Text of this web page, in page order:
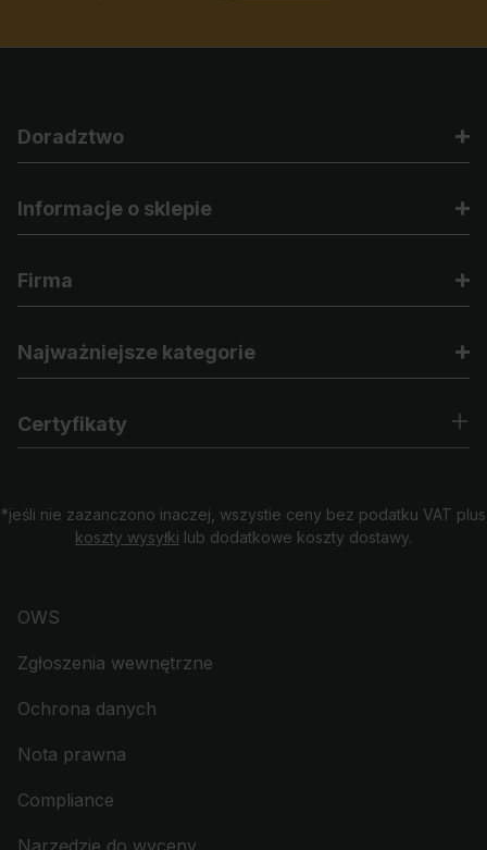
Doradztwo
Informacje o sklepie
Firma
Najważniejsze kategorie
Certyfikaty
*jeśli nie zazanczono inaczej, wszystie ceny bez podatku VAT plus
koszty wysyłki lub dodatkowe koszty dostawy.
OWS
Zgłoszenia wewnętrzne
Ochrona danych
Nota prawna
Compliance
Narzędzie do wyceny